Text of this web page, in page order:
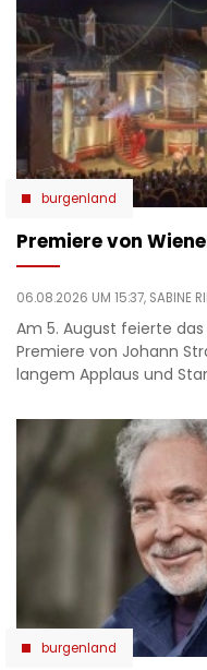
burgenland
Premiere von
06.08.2026 UM 15:37, SABINE
Am 5. August feierte
Premiere von Johann
langem Applaus und
burgenland